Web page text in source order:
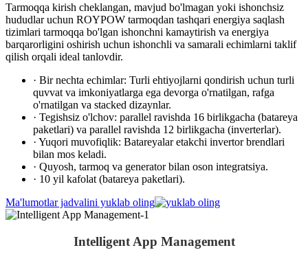
Tarmoqqa kirish cheklangan, mavjud bo'lmagan yoki ishonchsiz
hududlar uchun ROYPOW tarmoqdan tashqari energiya saqlash
tizimlari tarmoqqa bo'lgan ishonchni kamaytirish va energiya
barqarorligini oshirish uchun ishonchli va samarali echimlarni taklif
qilish orqali ideal tanlovdir.
· Bir nechta echimlar: Turli ehtiyojlarni qondirish uchun turli
quvvat va imkoniyatlarga ega devorga o'rnatilgan, rafga
o'rnatilgan va stacked dizaynlar.
· Tegishsiz o'lchov: parallel ravishda 16 birlikgacha (batareya
paketlari) va parallel ravishda 12 birlikgacha (inverterlar).
· Yuqori muvofiqlik: Batareyalar etakchi invertor brendlari
bilan mos keladi.
· Quyosh, tarmoq va generator bilan oson integratsiya.
· 10 yil kafolat (batareya paketlari).
Ma'lumotlar jadvalini yuklab oling
Intelligent App Management